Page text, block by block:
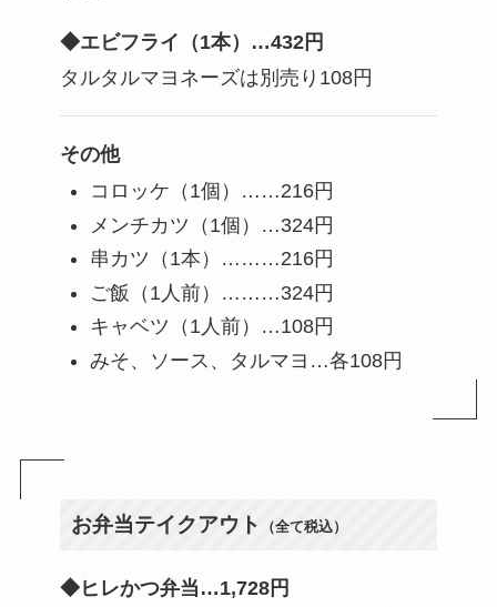
◆エビフライ（1本）…432円
タルタルマヨネーズは別売り108円
その他
コロッケ（1個）……216円
メンチカツ（1個）…324円
串カツ（1本）………216円
ご飯（1人前）………324円
キャベツ（1人前）…108円
みそ、ソース、タルマヨ…各108円
お弁当テイクアウト （全て税込）
◆ヒレかつ弁当…1,728円